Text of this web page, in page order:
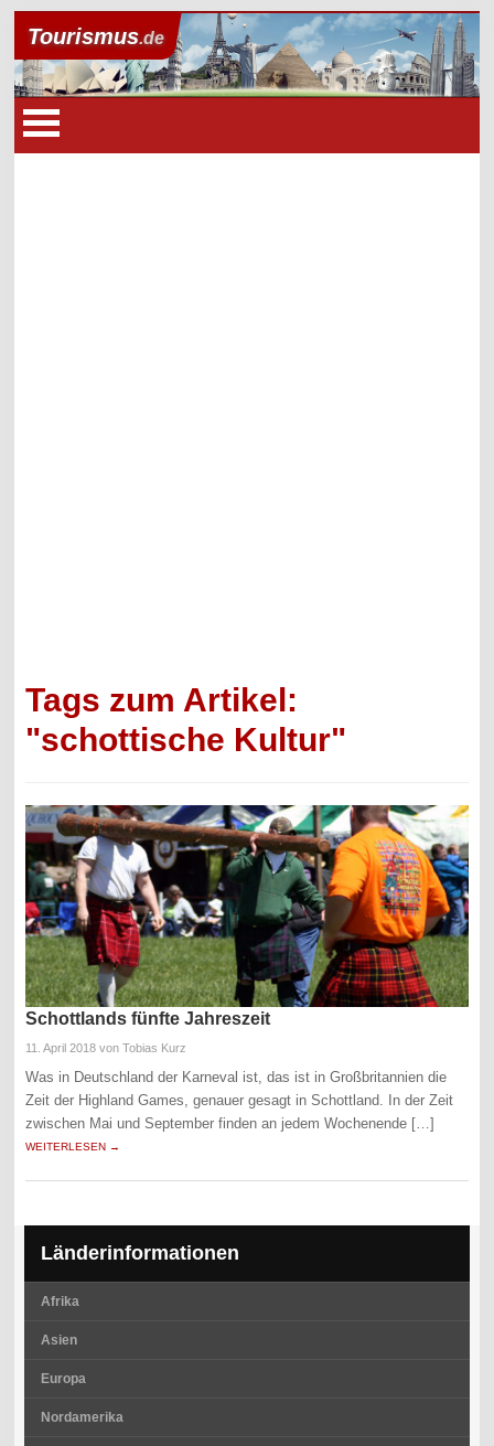
Tourismus.de
Tags zum Artikel:
"schottische Kultur"
Schottlands fünfte Jahreszeit
11. April 2018 von Tobias Kurz
Was in Deutschland der Karneval ist, das ist in Großbritannien die
Zeit der Highland Games, genauer gesagt in Schottland. In der Zeit
zwischen Mai und September finden an jedem Wochenende […]
WEITERLESEN →
Länderinformationen
Afrika
Asien
Europa
Nordamerika